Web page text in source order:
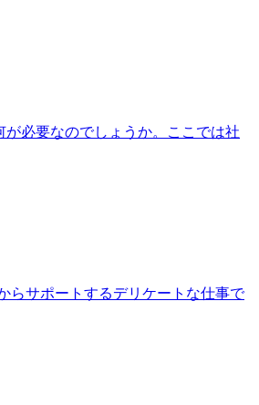
必要なのでしょうか。ここでは社
らサポートするデリケートな仕事で